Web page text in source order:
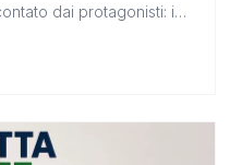
dai protagonisti: il